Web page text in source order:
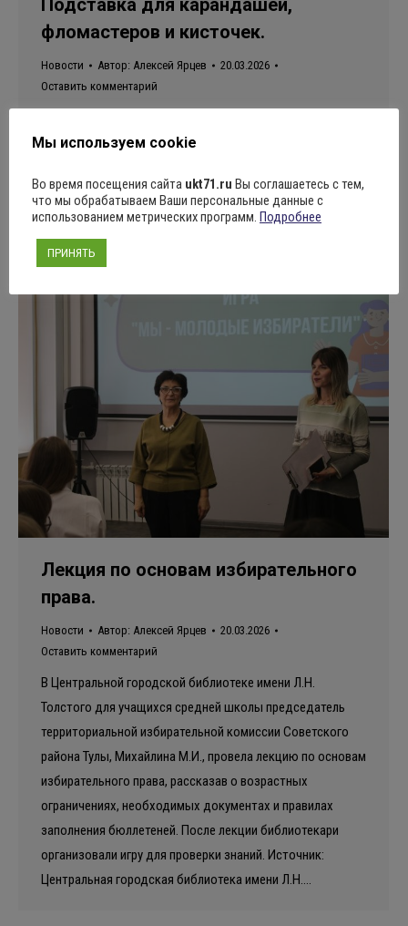
Подставка для карандашей,
фломастеров и кисточек.
Новости Автор: Алексей Ярцев
20.03.2026
Оставить комментарий
интересную поделку — подставку для карандашей,
кошечки из втулок. Получилось не только красиво, но и
полезно для хранения мелочей. Источник: Центральная
городская библиотека имени Л.Н.Толстого
Лекция по основам избирательного
права.
Новости Автор: Алексей Ярцев
20.03.2026
Оставить комментарий
В Центральной городской библиотеке имени Л.Н.
Толстого для учащихся средней школы председатель
территориальной избирательной комиссии Советского
района Тулы, Михайлина М.И., провела лекцию по основам
избирательного права, рассказав о возрастных
ограничениях, необходимых документах и правилах
заполнения бюллетеней. После лекции библиотекари
организовали игру для проверки знаний. Источник:
Центральная городская библиотека имени Л.Н.…
Мы используем cookie
Во время посещения сайта ukt71.ru Вы соглашаетесь с тем,
что мы обрабатываем Ваши персональные данные с
использованием метрических программ. Подробнее
ПРИНЯТЬ